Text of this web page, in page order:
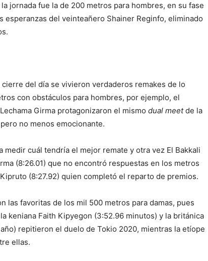
jornada fue la de 200 metros para hombres, en su fase
esperanzas del veinteañero Shainer Reginfo, eliminado
del día se vivieron verdaderos remakes de lo
con obstáculos para hombres, por ejemplo, el
Girma protagonizaron el mismo dual meetde la
no menos emocionante.
medir cuál tendría el mejor remate y otra vez El Bakkali
(8:26.01) que no encontró respuestas en los metros
(8:27.92) quien completó el reparto de premios.
las favoritas de los mil 500 metros para damas, pues
keniana Faith Kipyegon (3:52.96 minutos) y la británica
repitieron el duelo de Tokio 2020, mientras la etíope
ellas.